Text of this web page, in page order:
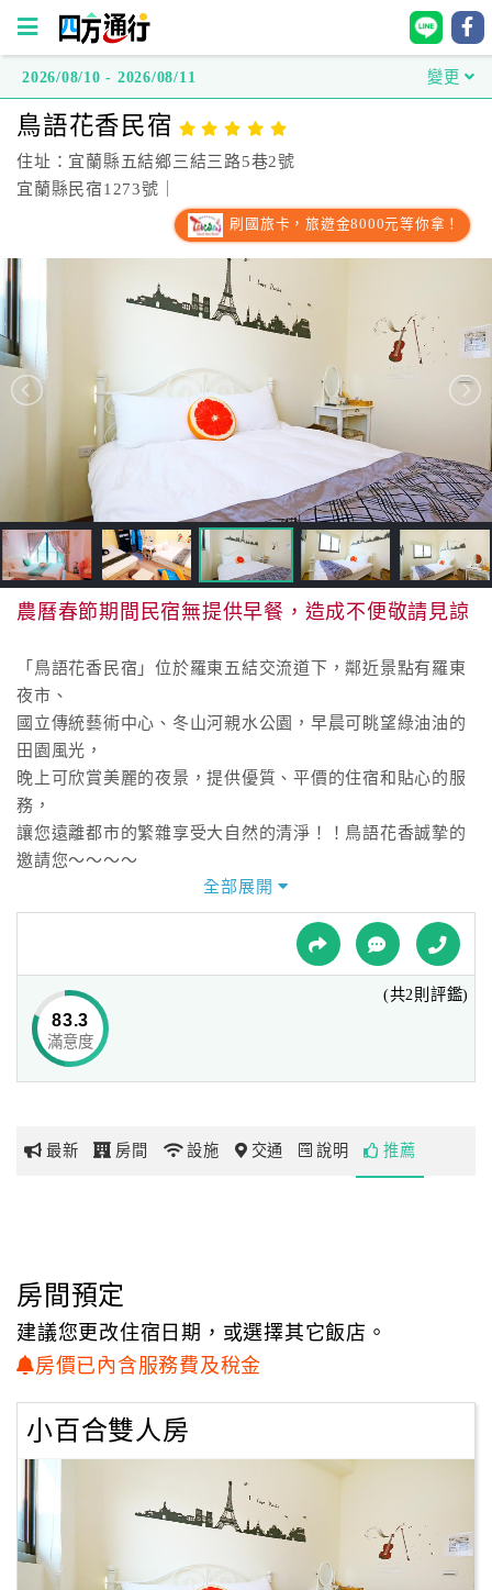
方
通
行
訂
房
跟
飯
店
訂
房
HOT
特
色
民
宿
球
網
玩
地
圖
顧
務
顧
客
滿
2026/08/10 - 2026/08/11 變更
鳥語花香民宿
住址：宜蘭縣五結鄉三結三路5巷2號
宜蘭縣民宿1273號｜
刷國旅卡，旅遊金8000元等你拿！
農曆春節期間民宿無提供早餐，造成不便敬請見諒
「鳥語花香民宿」位於羅東五結交流道下，鄰近景點有羅東
夜市、
國立傳統藝術中心、冬山河親水公園，早晨可眺望綠油油的
田園風光，
晚上可欣賞美麗的夜景，提供優質、平價的住宿和貼心的服
務，
讓您遠離都市的繁雜享受大自然的清淨！！鳥語花香誠摯的
邀請您～～～～
全部展開
83.3
滿意度
(共2則評鑑)
最新 房間 設施 交通 說明 推薦
房間預定
建議您更改住宿日期，或選擇其它飯店。
房價已內含服務費及稅金
小百合雙人房